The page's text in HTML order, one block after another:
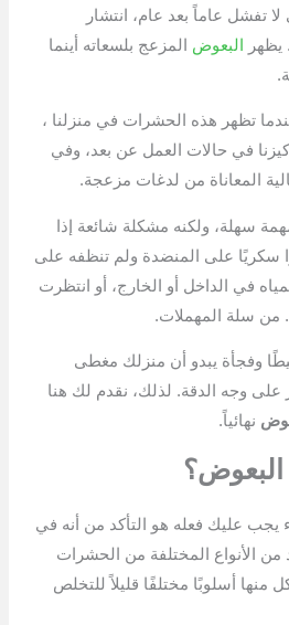
تفشل عاماً بعد عام، انتشار
يظهر
البعوض
المزعج بلسعاته أينما
تظهر هذه الحشرات في منزلنا ،
في حالات العمل عن بعد، وفي
المعاناة من لدغات مزعجة.
سهلة، ولكنه مشكلة شائعة إذا
على المنضدة ولم تنظفه على
في الداخل أو الخارج، أو انتظرت
من سلة المهملات.
وفجأة يبدو أن منزلك مغطى
وجه الدقة. لذلك، نقدم لك هنا
نهائياً.
عليك فعله هو التأكد من أنه في
من الأنواع المختلفة من الحشرات
منها أسلوبًا مختلفًا قليلاً للتخلص